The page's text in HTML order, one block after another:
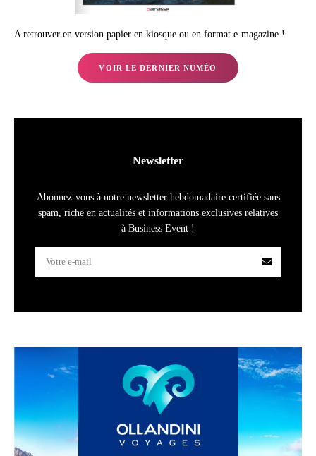
A retrouver en version papier en kiosque ou en format e-magazine !
VOIR LE DERNIER NUMÉO
Newsletter
Abonnez-vous à notre newsletter hebdomadaire certifiée sans
spam, riche en actualités et informations exclusives relatives
à Business Event !